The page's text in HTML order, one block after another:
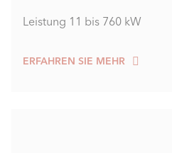
Leistung 11 bis 760 kW
ERFAHREN SIE MEHR